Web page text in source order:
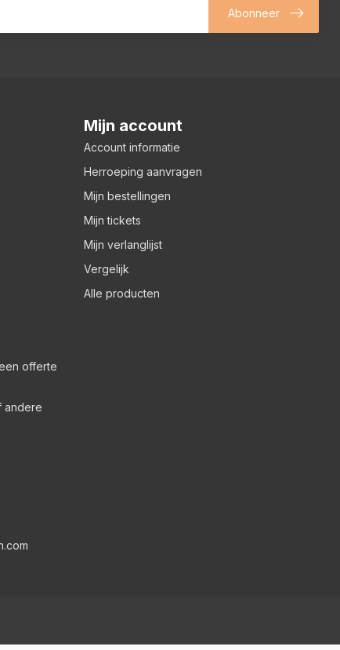
Abonneer
offerte
andere
Mijn account
Account informatie
Herroeping aanvragen
Mijn bestellingen
Mijn tickets
Mijn verlanglijst
Vergelijk
Alle producten